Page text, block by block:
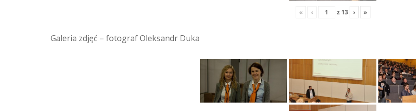
« ‹ z 13 › »
Galeria zdjęć – fotograf Oleksandr Duka